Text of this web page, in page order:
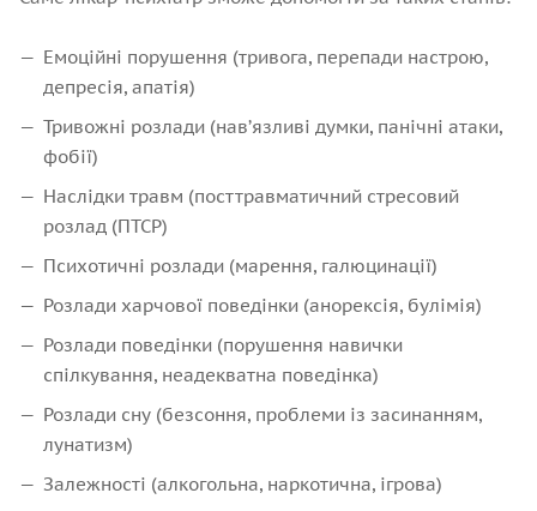
Емоційні порушення (тривога, перепади настрою,
депресія, апатія)
Тривожні розлади (навʼязливі думки, панічні атаки,
фобії)
Наслідки травм (посттравматичний стресовий
розлад (ПТСР)
Психотичні розлади (марення, галюцинації)
Розлади харчової поведінки (анорексія, булімія)
Розлади поведінки (порушення навички
спілкування, неадекватна поведінка)
Розлади сну (безсоння, проблеми із засинанням,
лунатизм)
Залежності (алкогольна, наркотична, ігрова)